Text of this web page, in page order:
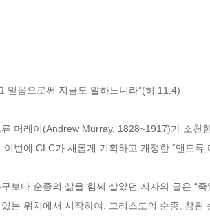
믿음으로써 지금도 말하느니라”(히 11:4)
머레이(Andrew Murray, 1828~1917)가 소천
이번에 CLC가 새롭게 기획하고 개정한 “앤드
보다 순종의 삶을 힘써 살았던 저자의 글은 “
는 위치에서 시작하여, 그리스도의 순종, 참